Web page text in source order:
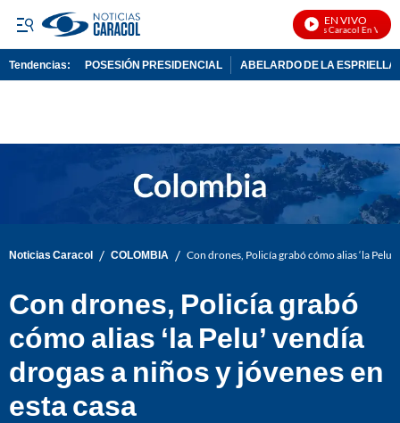
EN VIVO
Noticias Caracol En Vivo
Tendencias: POSESIÓN PRESIDENCIAL ABELARDO DE LA ESPRIELLA
Noticias Caracol / COLOMBIA / Con drones, Policía grabó cómo alias ‘la
Con drones, Policía grabó
cómo alias ‘la Pelu’ vendía
drogas a niños y jóvenes en
esta casa